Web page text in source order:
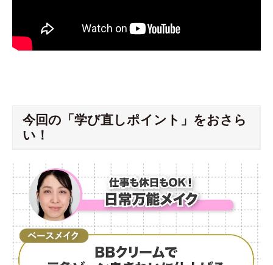
今回の「学び直しポイント」をおさら
い！